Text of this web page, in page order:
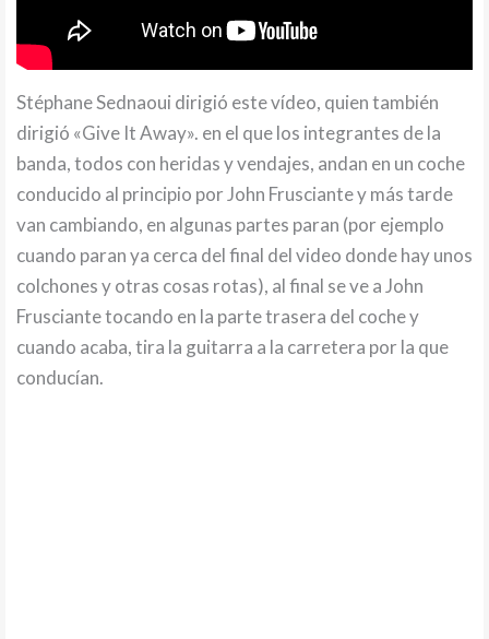
Stéphane Sednaoui dirigió este vídeo, quien también
dirigió «Give It Away». en el que los integrantes de la
banda, todos con heridas y vendajes, andan en un coche
conducido al principio por John Frusciante y más tarde
van cambiando, en algunas partes paran (por ejemplo
cuando paran ya cerca del final del video donde hay unos
colchones y otras cosas rotas), al final se ve a John
Frusciante tocando en la parte trasera del coche y
cuando acaba, tira la guitarra a la carretera por la que
conducían.